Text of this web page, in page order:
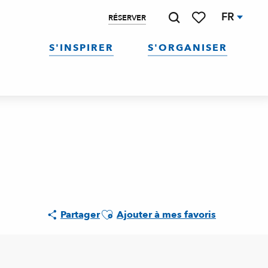
RÉSERVER FR
S'INSPIRER S'ORGANISER
PartagerAjouter aux favoris
Ajouter à mes favoris